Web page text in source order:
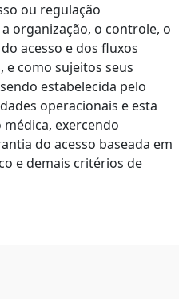
ou regulação
organização, o controle, o
acesso e dos fluxos
e como sujeitos seus
estabelecida pelo
operacionais e esta
exercendo
do acesso baseada em
e demais critérios de